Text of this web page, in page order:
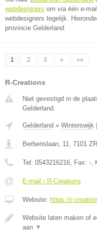
webdesigners om via één e-
webdesigners tegelijk.
provincie Gelderland.
1 2 3 » »»
R-Creations
Niet gevestigd in de
Gelderland.
Gelderland » Winterswijk
Berberislaan, 11, 7101 ZR
Tel: 0543216216, Fax: -,
E-mail › R-Creations
Website: https://r-
Website laten maken of
aan ▼